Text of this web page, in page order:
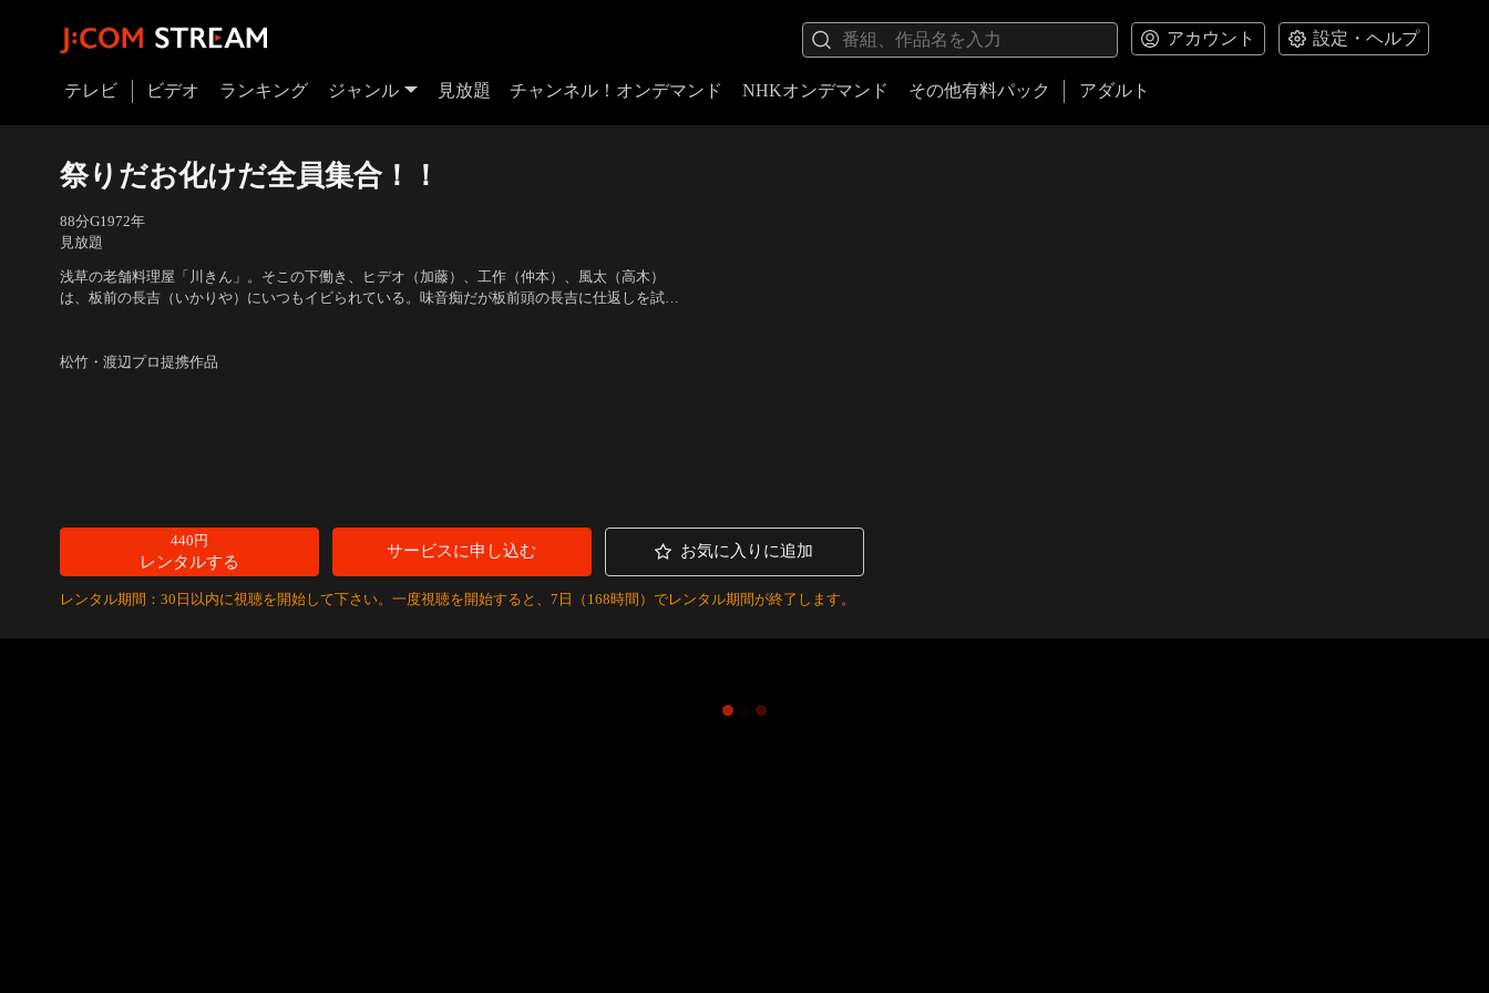
アカウント 設定・ヘルプ
テレビ ビデオ ランキング ジャンル 見放題 チャンネル！オンデマンド NHKオンデマンド その他有料パック アダルト
祭りだお化けだ全員集合！！
88分G1972年
見放題
浅草の老舗料理屋「川きん」。そこの下働き、ヒデオ（加藤）、工作（仲本）、風太（高木）
は、板前の長吉（いかりや）にいつもイビられている。味音痴だが板前頭の長吉に仕返しを試み
の…。
松竹・渡辺プロ提携作品
440円
レンタルする
サービスに申し込む お気に入りに追加
レンタル期間：30日以内に視聴を開始して下さい。一度視聴を開始すると、7日（168時間）でレンタル期間が終了します。